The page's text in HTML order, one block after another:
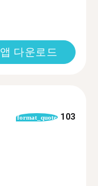
앱 다운로드
format_quote 103